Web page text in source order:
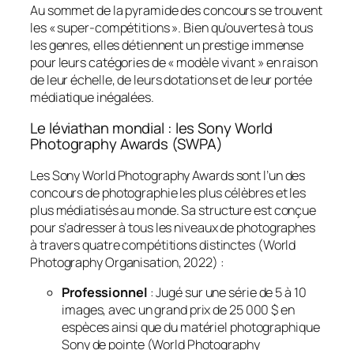
Au sommet de la pyramide des concours se trouvent
les « super-compétitions ». Bien qu’ouvertes à tous
les genres, elles détiennent un prestige immense
pour leurs catégories de « modèle vivant » en raison
de leur échelle, de leurs dotations et de leur portée
médiatique inégalées.
Le léviathan mondial : les Sony World
Photography Awards (SWPA)
Les Sony World Photography Awards sont l’un des
concours de photographie les plus célèbres et les
plus médiatisés au monde. Sa structure est conçue
pour s’adresser à tous les niveaux de photographes
à travers quatre compétitions distinctes (World
Photography Organisation, 2022) :
Professionnel : Jugé sur une série de 5 à 10
images, avec un grand prix de 25 000 $ en
espèces ainsi que du matériel photographique
Sony de pointe (World Photography